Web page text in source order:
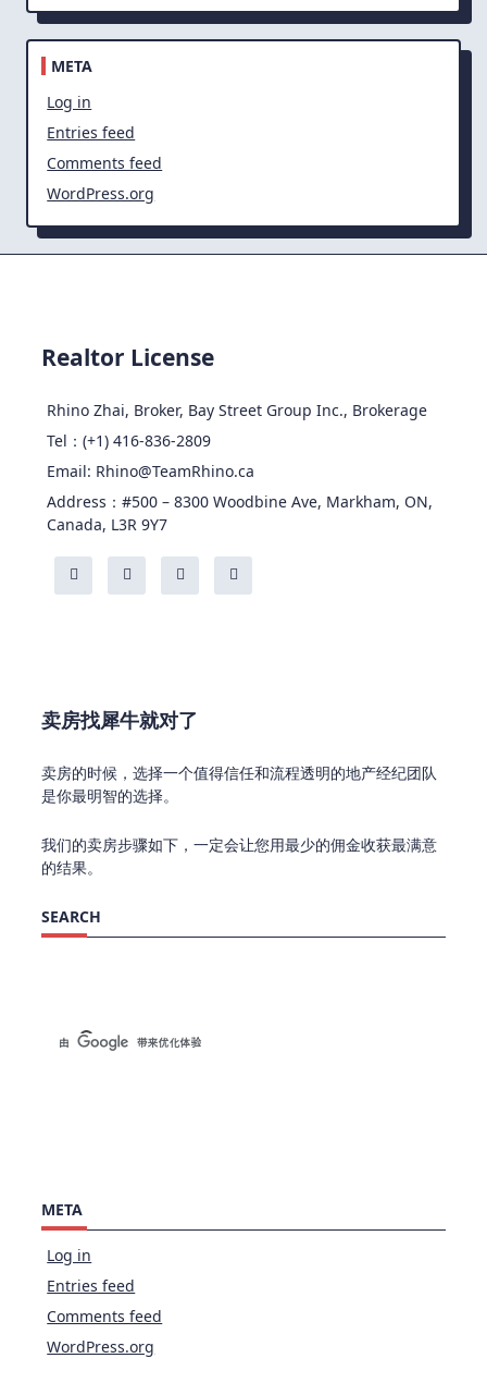
META
Log in
Entries feed
Comments feed
WordPress.org
Realtor License
Rhino Zhai, Broker, Bay Street Group Inc., Brokerage
Tel：(+1) 416-836-2809
Email: Rhino@TeamRhino.ca
Address：#500 – 8300 Woodbine Ave, Markham, ON,
Canada, L3R 9Y7
卖房找犀牛就对了
卖房的时候，选择一个值得信任和流程透明的地产经纪团队
是你最明智的选择。
我们的卖房步骤如下，一定会让您用最少的佣金收获最满意
的结果。
SEARCH
META
Log in
Entries feed
Comments feed
WordPress.org